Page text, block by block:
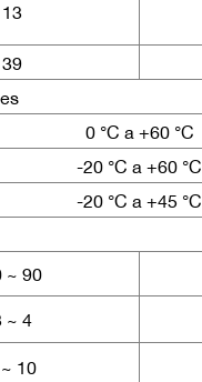
13
39
0 °C a +60 °C
-20 °C a +60 °C
-20 °C a +45 °C
~ 90
~ 4
~ 10